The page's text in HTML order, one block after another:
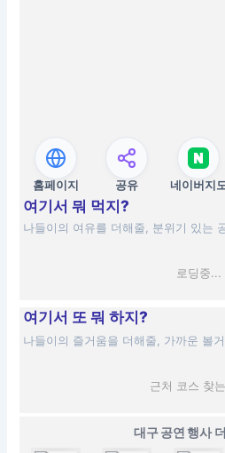
홈페이지 공유 네이버지
여기서 뭐 먹지?
나들이의 여유를 더해줄, 분위기 있는
로딩중...
여기서 또 뭐 하지?
나들이의 즐거움을 더해줄, 가까운 볼
근처 코스 찾
대구 공연 행사